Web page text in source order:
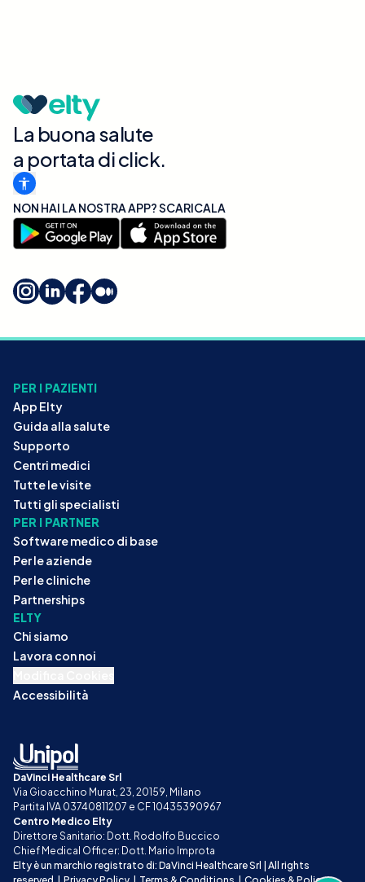
La buona salute
a portata di click.
NON HAI LA NOSTRA APP? SCARICALA
PER I PAZIENTI
App Elty
Guida alla salute
Supporto
Centri medici
Tutte le visite
Tutti gli specialisti
PER I PARTNER
Software medico di base
Per le aziende
Per le cliniche
Partnerships
ELTY
Chi siamo
Lavora con noi
Accessibilità
DaVinci Healthcare Srl
Via Gioacchino Murat, 23, 20159, Milano
Partita IVA 03740811207 e CF 10435390967
Centro Medico Elty
Direttore Sanitario: Dott. Rodolfo Buccico
Chief Medical Officer: Dott. Mario Improta
Elty è un marchio registrato di: DaVinci Healthcare Srl | All rights